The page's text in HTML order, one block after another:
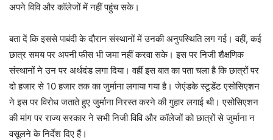
अपने विवि और कॉलेजों में नहीं पहुंच सके।
बता दें कि इससे पाबंदी के दौरान संस्थानों में उनकी अनुपस्थिति लग गई। वहीं, कई
छात्र समय पर अपनी फीस भी जमा नहीं करवा सके। इस पर निजी शैक्षणिक
संस्थानों ने उन पर अर्थदंड लगा दिया। वहीं इस बात का पता चला है कि छात्रों पर
दो हजार से 10 हजार तक का जुर्माना लगाया गया है। जेएंडके स्टूडेंट एसोसिएशन
ने इस पर विरोध जताते हुए जुर्माना निरस्त करने की गुहार लगाई थी। एसोसिएशन
की मांग पर राज्य सरकार ने सभी निजी विवि और कॉलेजों को छात्रों से जुर्माना न
वसूलने के निर्देश दिए हैं।